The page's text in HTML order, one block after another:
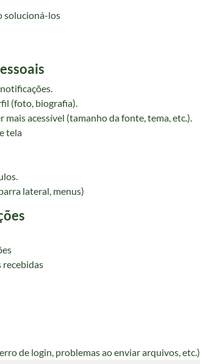
solucioná-los
(foto, biografia).
acessível (tamanho da fonte, tema, etc.).
tela
lateral, menus)
recebidas
de login, problemas ao enviar arquivos, etc.)